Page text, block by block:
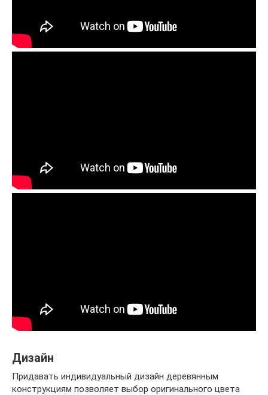
Дизайн
Придавать индивидуальный дизайн деревянным
конструкциям позволяет выбор оригинального цвета